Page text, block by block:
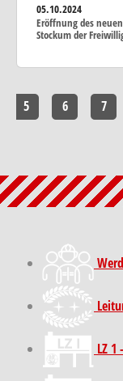
05.10.2024
Eröffnung des
Stockum der
5 6 7
LZ